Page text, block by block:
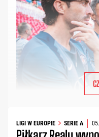
LIGI W EUROPIE SERIE A